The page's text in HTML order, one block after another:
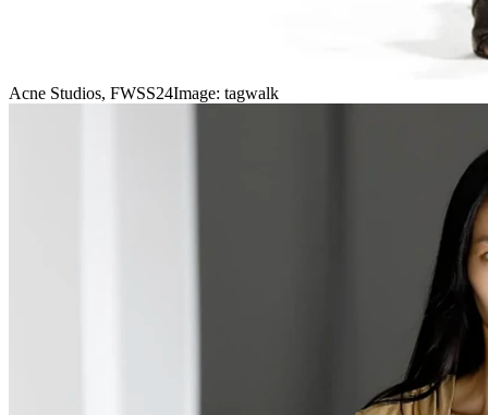
Acne Studios, FWSS24Image: tagwalk